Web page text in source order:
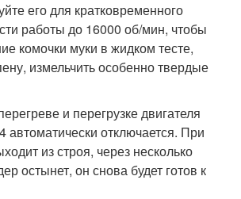
его для кратковременного
работы до 16000 об/мин, чтобы
комочки муки в жидком тесте,
измельчить особенно твердые
и перегрузке двигателя
автоматически отключается. При
из строя, через несколько
остынет, он снова будет готов к